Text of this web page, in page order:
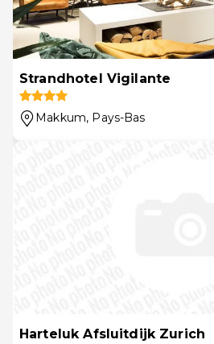
Strandhotel Vigilante
Makkum, Pays-Bas
Harteluk Afsluitdijk Zurich